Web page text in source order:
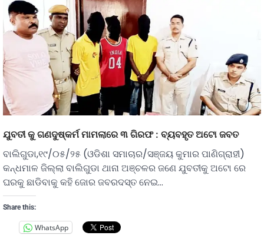
ଯୁବତୀ କୁ ଗଣଦୁଷ୍କର୍ମ ମାମଲାରେ ୩ ଗିରଫ : ବ୍ୟବହୃତ ଅଟୋ ଜବତ
ବାଲିଗୁଡା,୧୯/୦୫/୨୫ (ଓଡିଶା ସମାଚାର/ସଞ୍ଜୟ କୁମାର ପାଣିଗ୍ରାହୀ)
କନ୍ଧମାଳ ଜିଲ୍ଲା ବାଲିଗୁଡା ଥାନା ଅଞ୍ଚଳର ଜଣେ ଯୁବତୀକୁ ଅଟୋ ରେ
ଘରକୁ ଛାଡିବାକୁ କହି ଜୋର ଜବରଦସ୍ତ ନେଇ…
Share this:
WhatsApp